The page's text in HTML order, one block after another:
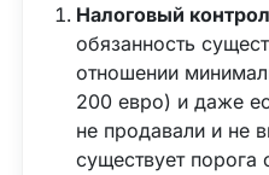
Налоговый
обязанность
отношении
200 евро) и даже
не продавали и не
существует